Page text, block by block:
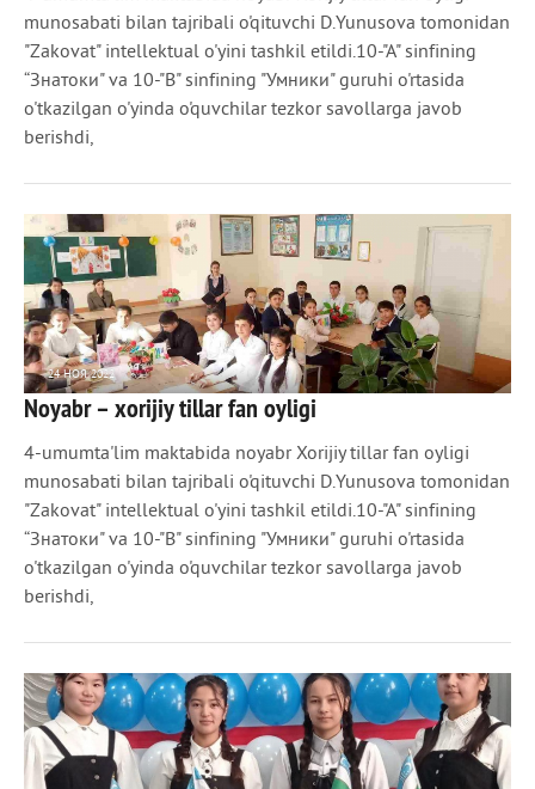
munosabati bilan tajribali o'qituvchi D.Yunusova tomonidan
"Zakovat" intеllеktual o'yini tashkil etildi.10-"A" sinfining
“Знатоки" va 10-"B" sinfining "Умники" guruhi o'rtasida
o'tkazilgan o'yinda o'quvchilar tеzkor savollarga javob
bеrishdi,
24 НОЯ 2022
1 027 0
Noyabr – xorijiy tillar fan oyligi
4-umumta'lim maktabida noyabr Xorijiy tillar fan oyligi
munosabati bilan tajribali o'qituvchi D.Yunusova tomonidan
"Zakovat" intеllеktual o'yini tashkil etildi.10-"A" sinfining
“Знатоки" va 10-"B" sinfining "Умники" guruhi o'rtasida
o'tkazilgan o'yinda o'quvchilar tеzkor savollarga javob
bеrishdi,